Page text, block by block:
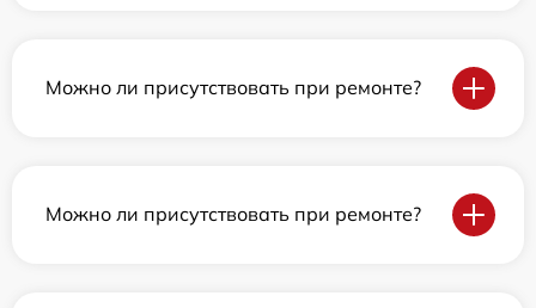
Можно ли присутствовать при ремонте?
Можно ли присутствовать при ремонте?